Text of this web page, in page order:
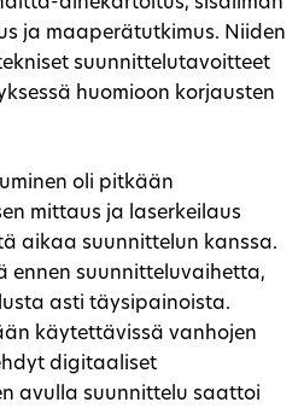
ja maaperätutkimus. Niiden
suunnittelutavoitteet
huomioon korjausten
oli pitkään
mittaus ja laserkeilaus
aikaa suunnittelun kanssa.
ennen suunnitteluvaihetta,
asti täysipainoista.
käytettävissä vanhojen
digitaaliset
avulla suunnittelu saattoi